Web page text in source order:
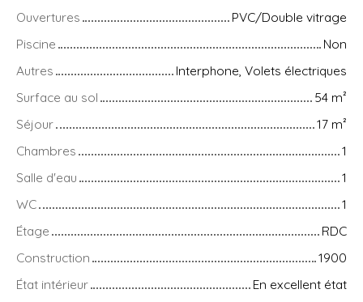
Ouvertures
PVC/Double vitrage
Piscine
Non
Autres
Interphone, Volets électriques
Surface au sol
54 m²
Séjour
17 m²
Chambres
1
Salle d'eau
1
WC
1
Étage
RDC
Construction
1900
État intérieur
En excellent état